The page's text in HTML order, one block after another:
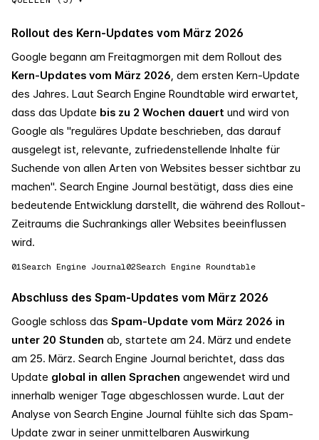
Rollout des Kern-Updates vom März 2026
Google begann am Freitagmorgen mit dem Rollout des
Kern-Updates vom März 2026, dem ersten Kern-Update
des Jahres. Laut Search Engine Roundtable wird erwartet,
dass das Update bis zu 2 Wochen dauert und wird von
Google als "reguläres Update beschrieben, das darauf
ausgelegt ist, relevante, zufriedenstellende Inhalte für
Suchende von allen Arten von Websites besser sichtbar zu
machen". Search Engine Journal bestätigt, dass dies eine
bedeutende Entwicklung darstellt, die während des Rollout-
Zeitraums die Suchrankings aller Websites beeinflussen
wird.
01Search Engine Journal02Search Engine Roundtable
Abschluss des Spam-Updates vom März 2026
Google schloss das Spam-Update vom März 2026 in
unter 20 Stunden ab, startete am 24. März und endete
am 25. März. Search Engine Journal berichtet, dass das
Update global in allen Sprachen angewendet wird und
innerhalb weniger Tage abgeschlossen wurde. Laut der
Analyse von Search Engine Journal fühlte sich das Spam-
Update zwar in seiner unmittelbaren Auswirkung